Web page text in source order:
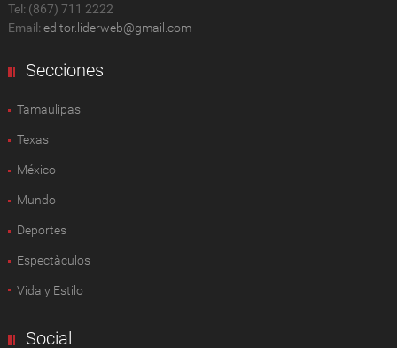
Tel: (867) 711 2222
Email: editor.liderweb@gmail.com
Secciones
Tamaulipas
Texas
México
Mundo
Deportes
Espectàculos
Vida y Estilo
Social